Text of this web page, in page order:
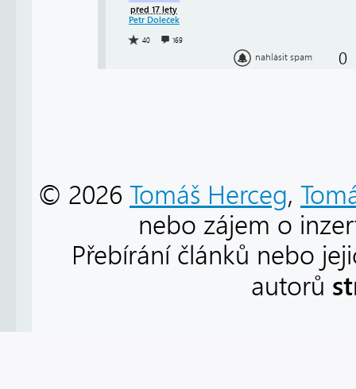
před 17 lety
Petr Doleček
40 169
nahlásit spam 0
© 2026 Tomáš Herceg,
nebo zájem o
Přebírání článků nebo
autorů